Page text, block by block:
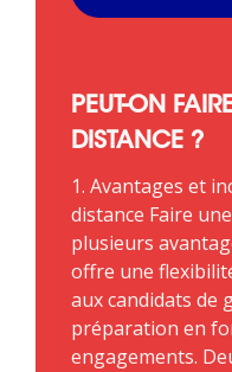
PEUT-ON
DISTANCE ?
1. Avantages et
distance Faire
plusieurs
offre une
aux candidats de
préparation en
engagements.